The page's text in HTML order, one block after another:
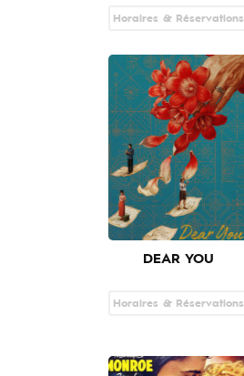
Horaires & Réservations
DEAR YOU
Horaires & Réservations